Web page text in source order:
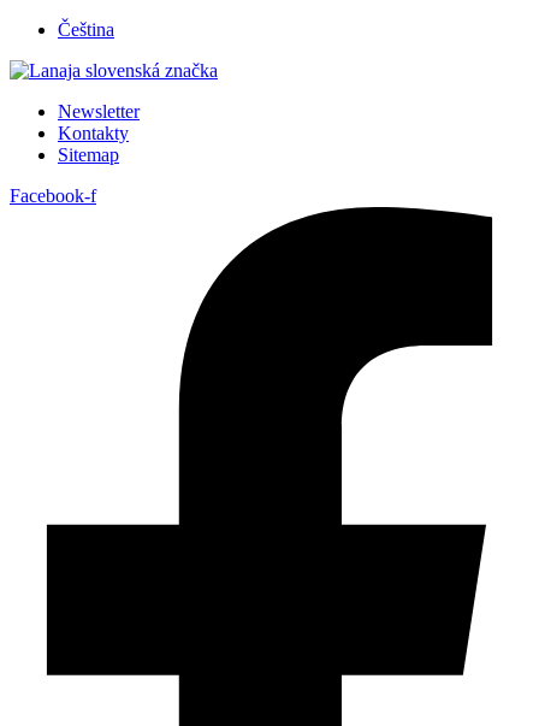
Přejít
obsahu
Čeština
Newsletter
Kontakty
Sitemap
Facebook-f